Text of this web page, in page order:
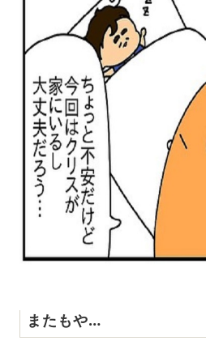
またもや…